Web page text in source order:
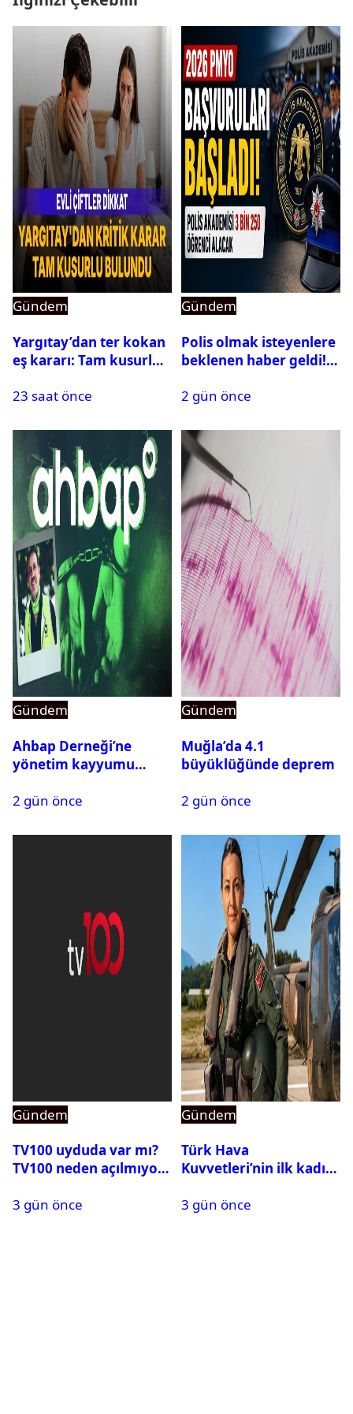
Gündem
Yargıtay’dan ter kokan
eş kararı: Tam kusurlu
23 saat önce
Gündem
Polis olmak isteyenlere
beklenen haber geldi!
2 gün önce
Gündem
Ahbap Derneği’ne
yönetim kayyumu
açıldı
2 gün önce
Gündem
Muğla’da 4.1
büyüklüğünde deprem
2 gün önce
Gündem
TV100 uyduda var mı?
TV100 neden açılmıyor?
3 gün önce
Gündem
Türk Hava
Kuvvetleri’nin ilk kadın
Karapınar hakkında
3 gün önce